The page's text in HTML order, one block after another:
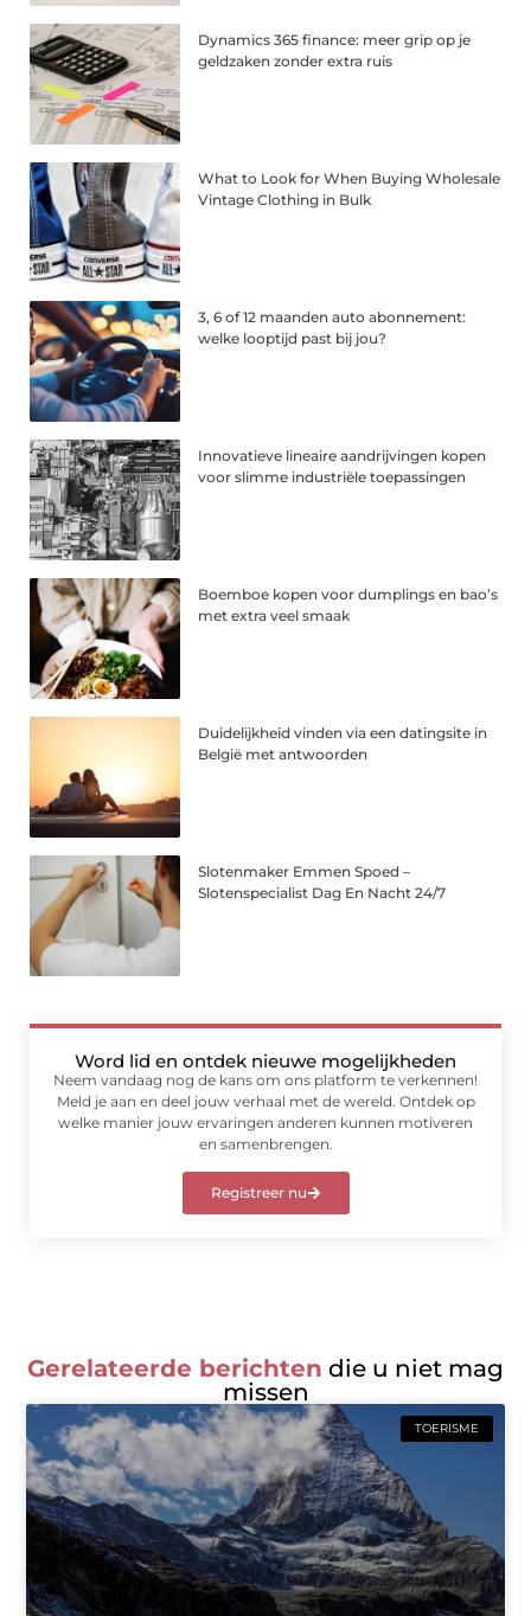
Dynamics 365 finance: meer grip op je
geldzaken zonder extra ruis
What to Look for When Buying Wholesale
Vintage Clothing in Bulk
3, 6 of 12 maanden auto abonnement:
welke looptijd past bij jou?
Innovatieve lineaire aandrijvingen kopen
voor slimme industriële toepassingen
Boemboe kopen voor dumplings en bao’s
met extra veel smaak
Duidelijkheid vinden via een datingsite in
België met antwoorden
Slotenmaker Emmen Spoed –
Slotenspecialist Dag En Nacht 24/7
Word lid en ontdek nieuwe mogelijkheden
Neem vandaag nog de kans om ons platform te verkennen!
Meld je aan en deel jouw verhaal met de wereld. Ontdek op
welke manier jouw ervaringen anderen kunnen motiveren
en samenbrengen.
Registreer nu
Gerelateerde berichten die u niet mag
missen
TOERISME